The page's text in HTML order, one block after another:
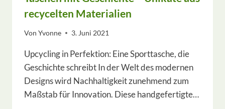
recycelten Materialien
Von Yvonne 3. Juni 2021
Upcycling in Perfektion: Eine Sporttasche, die
Geschichte schreibt In der Welt des modernen
Designs wird Nachhaltigkeit zunehmend zum
Maßstab für Innovation. Diese handgefertigte…